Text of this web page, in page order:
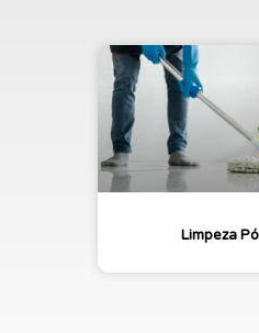
Limpeza